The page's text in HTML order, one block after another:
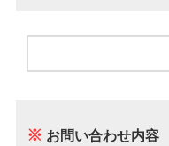
※ お問い合わせ内容